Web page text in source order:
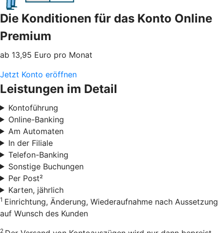
Die Konditionen für das Konto Online
Premium
ab 13,95 Euro pro Monat
Jetzt Konto eröffnen
Leistungen im Detail
Kontoführung
Online-Banking
Am Automaten
In der Filiale
Telefon-Banking
Sonstige Buchungen
Per Post²
Karten, jährlich
1 Einrichtung, Änderung, Wiederaufnahme nach Aussetzung
auf Wunsch des Kunden
2